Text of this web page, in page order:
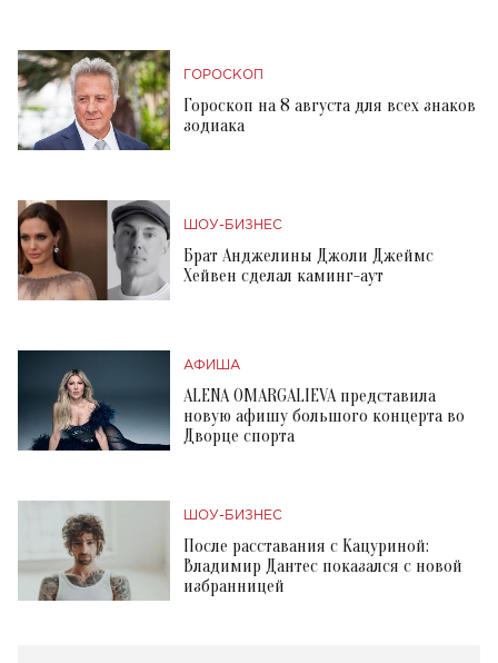
ГОРОСКОП
Гороскоп на 8 августа для всех знаков
зодиака
ШОУ-БИЗНЕС
Брат Анджелины Джоли Джеймс
Хейвен сделал каминг-аут
АФИША
ALENA OMARGALIEVA представила
новую афишу большого концерта во
Дворце спорта
ШОУ-БИЗНЕС
После расставания с Кацуриной:
Владимир Дантес показался с новой
избранницей